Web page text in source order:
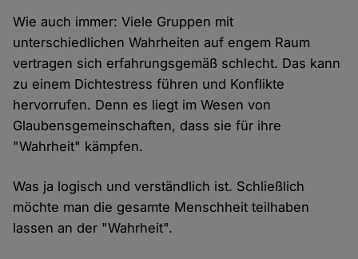
Wie auch immer: Viele Gruppen mit
unterschiedlichen Wahrheiten auf engem Raum
vertragen sich erfahrungsgemäß schlecht. Das kann
zu einem Dichtestress führen und Konflikte
hervorrufen. Denn es liegt im Wesen von
Glaubensgemeinschaften, dass sie für ihre
"Wahrheit" kämpfen.
Was ja logisch und verständlich ist. Schließlich
möchte man die gesamte Menschheit teilhaben
lassen an der "Wahrheit".